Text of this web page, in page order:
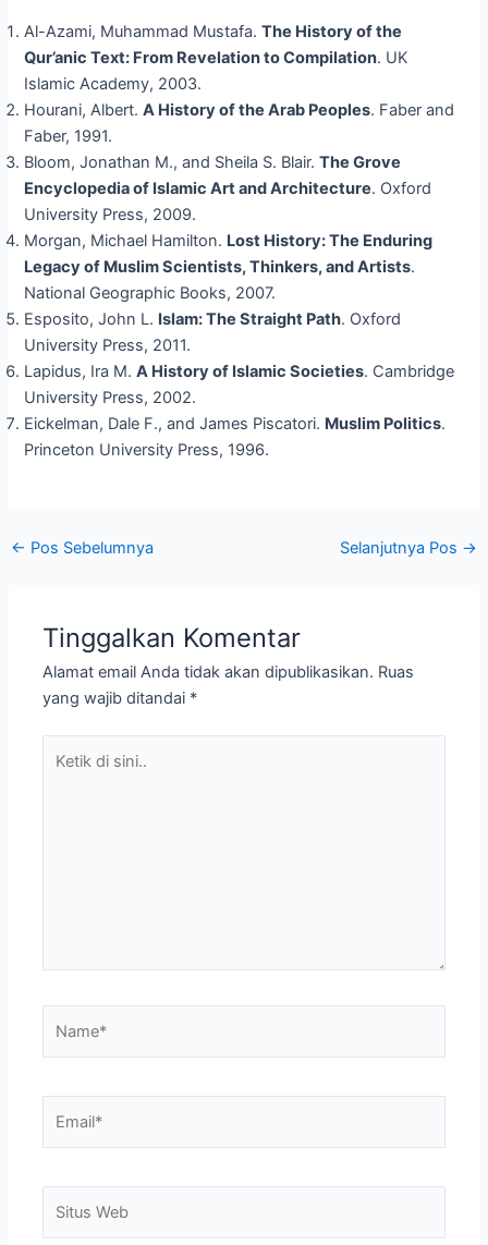
Al-Azami, Muhammad Mustafa.The History of the
Qur’anic Text: From Revelation to Compilation. UK
Islamic Academy, 2003.
Hourani, Albert.A History of the Arab Peoples. Faber and
Faber, 1991.
Bloom, Jonathan M., and Sheila S. Blair.The Grove
Encyclopedia of Islamic Art and Architecture. Oxford
University Press, 2009.
Morgan, Michael Hamilton. Lost History: The Enduring
Legacy of Muslim Scientists, Thinkers, and Artists.
National Geographic Books, 2007.
Esposito, John L. Islam: The Straight Path. Oxford
University Press, 2011.
Lapidus, Ira M.A History of Islamic Societies. Cambridge
University Press, 2002.
Eickelman, Dale F., and James Piscatori. Muslim Politics.
Princeton University Press, 1996.
← Pos Sebelumnya Selanjutnya Pos →
Tinggalkan Komentar
Alamat email Anda tidak akan dipublikasikan. Ruas
yang wajib ditandai *